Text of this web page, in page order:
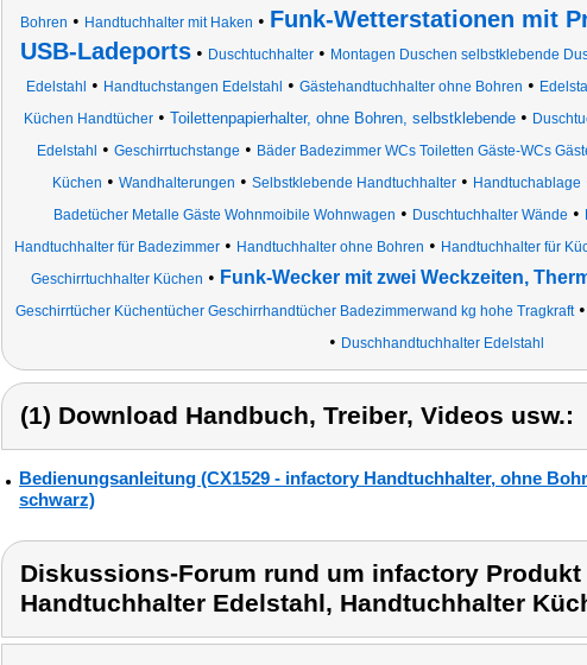
Bohren • Handtuchhalter mit Haken • Funk-Wetterstationen mit
USB-Ladeports • Duschtuchhalter • Montagen Duschen selbstklebende
Edelstahl
• Handtuchstangen Edelstahl • Gästehandtuchhalter ohne Bohren •
Küchen Handtücher• Toilettenpapierhalter, ohne Bohren, selbstklebende•
Edelstahl
• Geschirrtuchstange • Bäder Badezimmer WCs Toiletten Gäste-WCs
Küchen • Wandhalterungen • Selbstklebende Handtuchhalter • Handtuchablage
Badetücher Metalle Gäste Wohnmoibile Wohnwagen • Duschtuchhalter Wände •
Handtuchhalter für Badezimmer • Handtuchhalter ohne Bohren • Handtuchhalter für
Geschirrtuchhalter Küchen • Funk-Wecker mit zwei Weckzeiten,
Geschirrtücher Küchentücher Geschirrhandtücher Badezimmerwand kg hohe Tragkraft•
• Duschhandtuchhalter Edelstahl
(1) Download Handbuch, Treiber, Videos usw.:
Bedienungsanleitung (CX1529 - infactory Handtuchhalter, ohne
schwarz)
Diskussions-Forum rund um infactory
Handtuchhalter Edelstahl, Handtuchhalter